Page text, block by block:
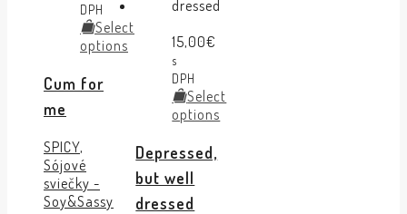
DPH
Select
options
Cum for
me
SPICY,
Sójové
sviečky -
Soy&Sassy
15,00€
s
DPH
Select
options
Depressed,
but well
dressed